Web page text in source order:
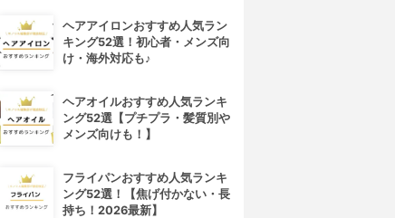
ヘアアイロンおすすめ人気ラン
キング52選！初心者・メンズ向
け・海外対応も♪
ヘアオイルおすすめ人気ランキ
ング52選【プチプラ・髪質別や
メンズ向けも！】
フライパンおすすめ人気ランキ
ング52選！【焦げ付かない・長
持ち！2026最新】